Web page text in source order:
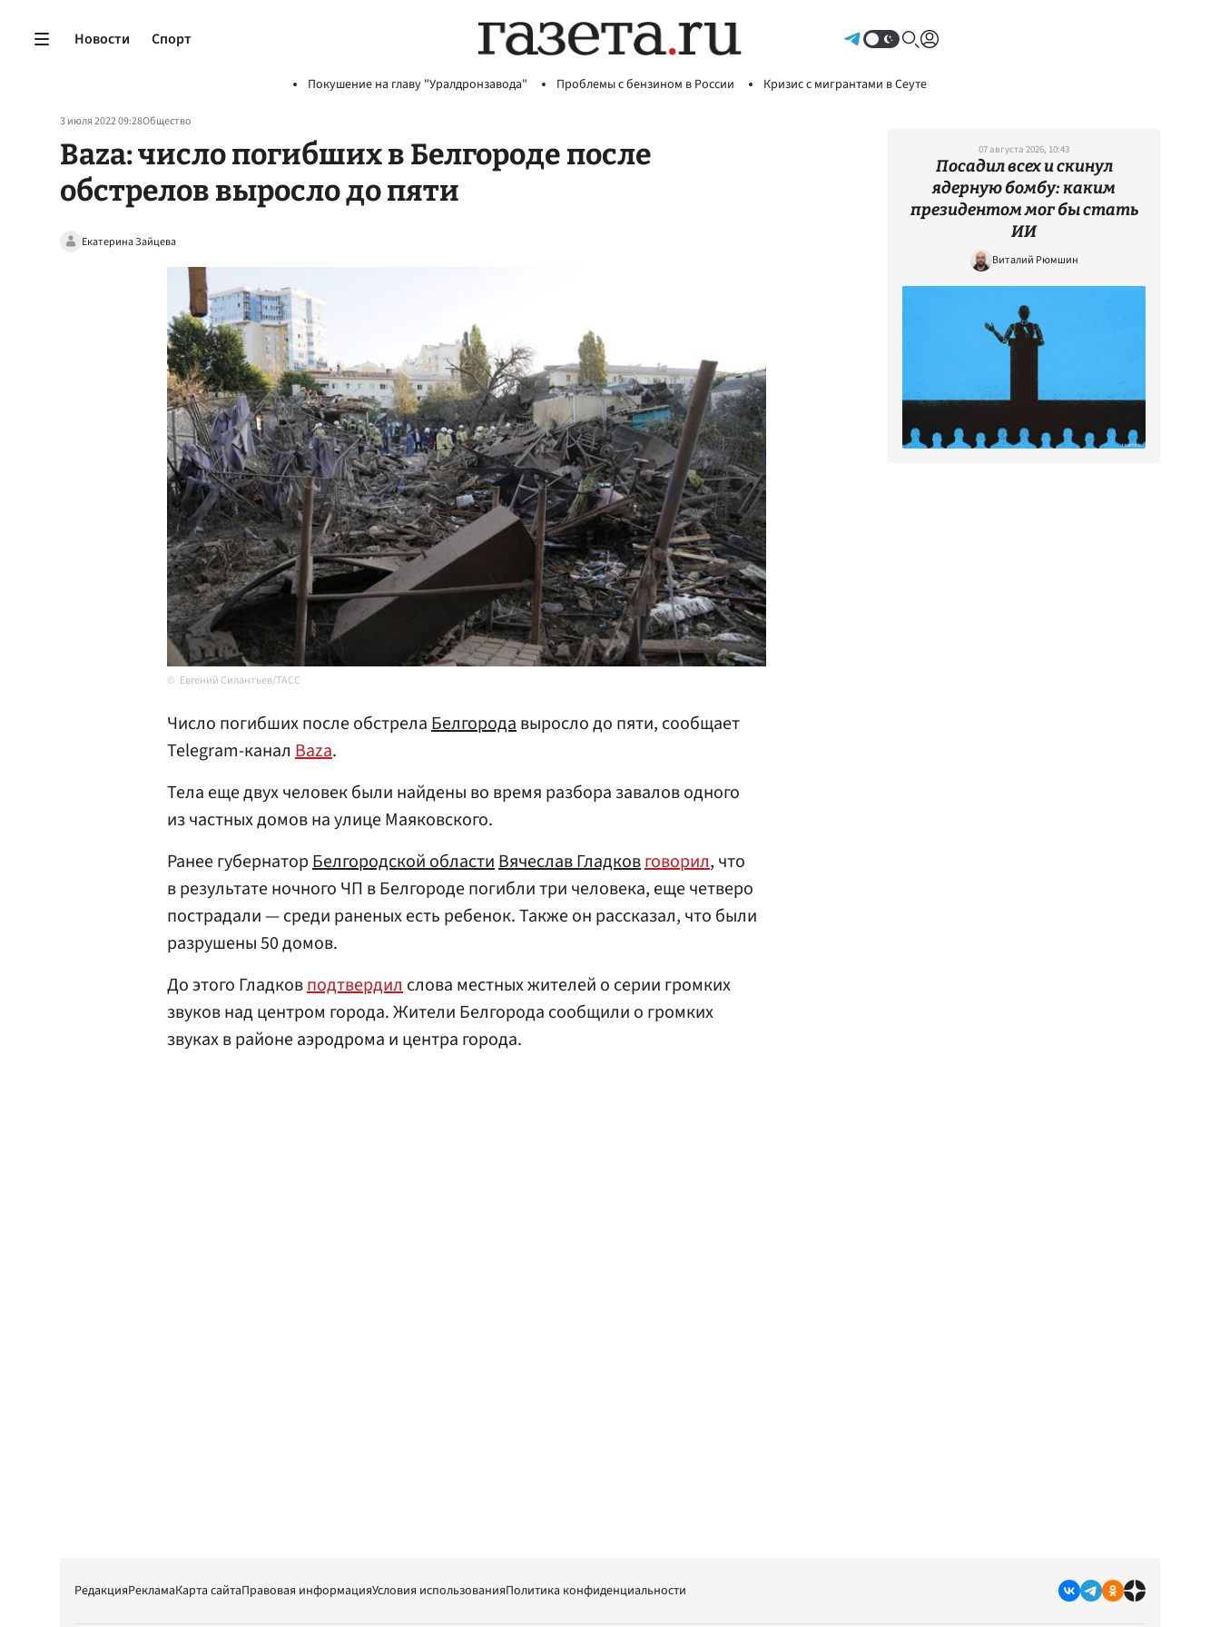
Новости Спорт
Покушение на главу "Уралдронзавода" Проблемы с бензином в России Кризис с мигрантами в Сеуте
3 июля 2022 09:28Общество
Baza: число погибших в Белгороде после
обстрелов выросло до пяти
Екатерина Зайцева
Евгений Силантьев/ТАСС
Число погибших после обстрелаБелгородавыросло до пяти, сообщает
Telegram-канал Baza.
Тела еще двух человек были найдены во время разбора завалов одного
из частных домов на улице Маяковского.
Ранее губернаторБелгородской областиВячеслав Гладковговорил, что
в результате ночного ЧП в Белгороде погибли три человека, еще четверо
пострадали — среди раненых есть ребенок. Также он рассказал, что были
разрушены 50 домов.
До этого Гладковподтвердилслова местных жителей о серии громких
звуков над центром города. Жители Белгорода сообщили о громких
звуках в районе аэродрома и центра города.
07 августа 2026, 10:43
Посадил всех и скинул
ядерную бомбу: каким
президентом мог бы стать
ИИ
Виталий Рюмшин
РедакцияРекламаКарта сайтаПравовая информацияУсловия использованияПолитика конфиденциальности